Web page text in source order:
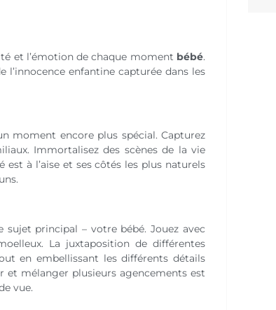
et l’émotion de chaque moment bébé.
l’innocence enfantine capturée dans les
moment encore plus spécial. Capturez
Immortalisez des scènes de la vie
à l’aise et ses côtés les plus naturels
principal – votre bébé. Jouez avec
La juxtaposition de différentes
en embellissant les différents détails
et mélanger plusieurs agencements est
vue.